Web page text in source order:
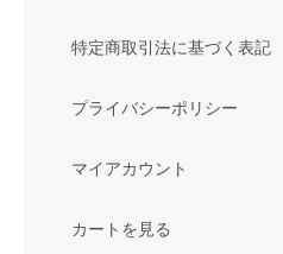
特定商取引法に基づく表記
プライバシーポリシー
マイアカウント
カートを見る